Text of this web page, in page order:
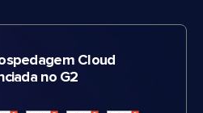
Cloud
no G2